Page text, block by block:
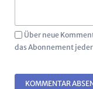
Über neue
das Abonnement
KOMMENTAR